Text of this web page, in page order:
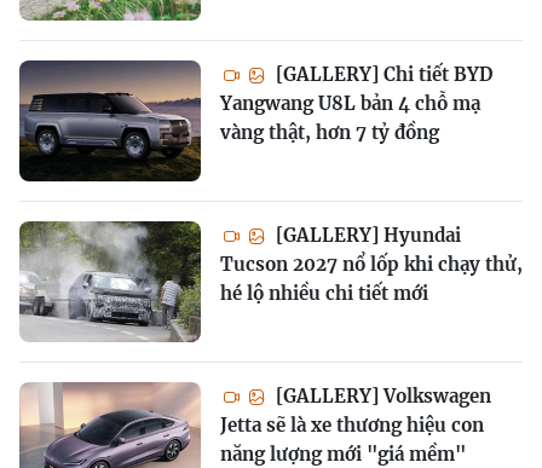
[GALLERY] Chi tiết BYD
Yangwang U8L bản 4 chỗ mạ
vàng thật, hơn 7 tỷ đồng
[GALLERY] Hyundai
Tucson 2027 nổ lốp khi chạy thử,
hé lộ nhiều chi tiết mới
[GALLERY] Volkswagen
Jetta sẽ là xe thương hiệu con
năng lượng mới "giá mềm"